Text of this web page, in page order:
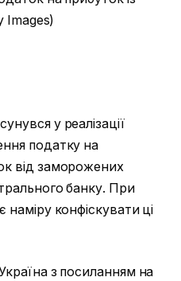
Images)
у реалізації
податку на
від заморожених
банку. При
конфіскувати ці
з посиланням на